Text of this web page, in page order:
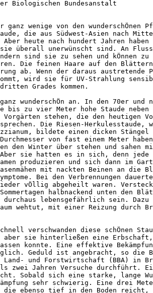
Biologischen Bundesanstalt
ganz wenige von den wunderschÖnen
die aus Südwest-Asien nach
heute nach hundert Jahren
überall unerwünscht sind. An
sind sie zu sehen und kÖnnen
Die feinen Haare auf den
ab. Wenn der daraus austretende
wird sie für UV-Strahlung
Grades kommen.
wunderschÖn an. In den 70er und
bis zu vier Meter hohe Staude neben
Vorgärten stehen, die den heutigen
Die Riesen-Herkulesstaude,
bildete einen dicken
von fast einem Meter
den Winter über stehen und sahen
Aber sie hatten es in sich, denn jede
produzieren und sich dann im
mit nackten Beinen an die
Bei den Verbrennungen
vÖllig abgeheilt waren.
halbnackend unten den
durchaus lebensgefährlich sein. Dazu
wehtut, mit einer Reizung durch
verschwanden diese schÖnen
aber sie hinterließen eine Erbschaft,
konnte. Eine effektive
Geduld ist angebracht, so die
Land- und Forstwirtschaft (BBA) in
zwei Jahren Versuche durchführt.
Sobald sich eine starke, lange
sehr schwierig. Eine drei
die ebenso tief in den Boden reicht,